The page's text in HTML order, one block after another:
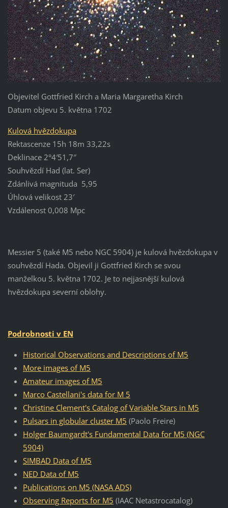
Objevitel Gottfried Kirch a Maria Margaretha Kirch
Datum objevu 5. května 1702
Kulová hvězdokupa
Rektascenze 15h 18m 33,22s
Deklinace 2°4′51,7″
Souhvězdí Had (lat. Ser)
Zdánlivá magnituda 5,95
Úhlová velikost 23′
Vzdálenost 0,008 Mpc
Messier 5 (také M5 nebo NGC 5904) je kulová hvězdokupa v
souhvězdí Hada. Objevil ji Gottfried Kirch se svou
manželkou 5. května 1702. Je to nejjasnější kulová
hvězdokupa severní oblohy.
Podrobnosti v EN
Historical Observations and Descriptions of M5
More images of M5
Amateur images of M5
Marco Castellani's data for M 5
Christine Clement's Catalog of Variable Stars in M5
Pulsars in globular cluster M5 (Paolo Freire)
Holger Baumgardt's Fundamental Data for M5 (NGC
5904)
SIMBAD Data of M5
NED Data of M5
Publications on M5 (NASA ADS)
Observing Reports for M5 (IAAC Netastrocatalog)